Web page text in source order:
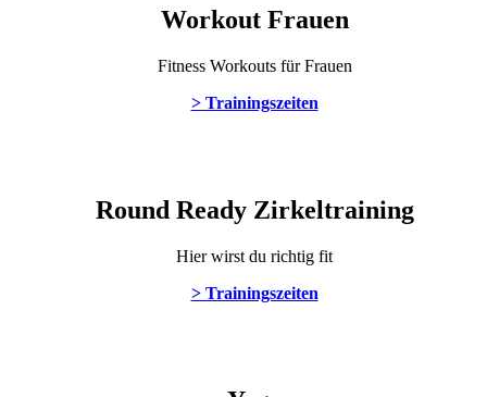
Workout Frauen
Fitness Workouts für Frauen
> Trainingszeiten
Round Ready Zirkeltraining
Hier wirst du richtig fit
> Trainingszeiten